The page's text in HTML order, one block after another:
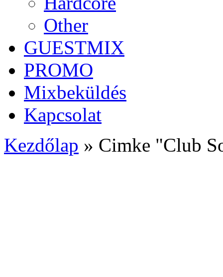
Other
GUESTMIX
PROMO
Mixbeküldés
Kapcsolat
Kezdőlap » Cimke "Club